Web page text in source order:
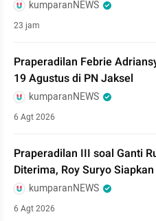
kumparanNEWS
23 jam
Praperadilan Febrie
19 Agustus di PN Jaksel
kumparanNEWS
6 Agt 2026
Praperadilan III soal Ganti
Diterima, Roy Suryo
kumparanNEWS
6 Agt 2026